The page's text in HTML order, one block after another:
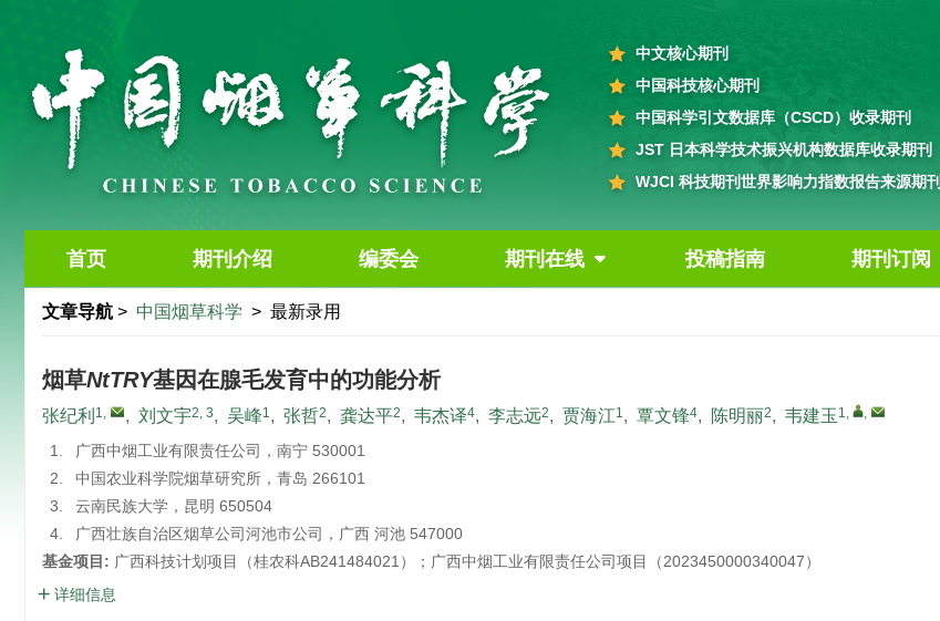
中文核心期刊
中国科技核心期刊
中国科学引文数据库（CSCD）收录期刊
JST 日本科学技术振兴机构数据库收录期刊
WJCI 科技期刊世界影响力指数报告来源期刊
首页 期刊介绍 编委会 期刊在线 投稿指南 期刊订阅
文章导航 > 中国烟草科学 > 最新录用
烟草NtTRY基因在腺毛发育中的功能分析
张纪利 1, , 刘文宇2, 3, 吴峰1, 张哲2, 龚达平2, 韦杰译4, 李志远2, 贾海江1, 覃文锋4, 陈明丽2, 韦建玉 1, ,
1.
广西中烟工业有限责任公司，南宁 530001
2.
中国农业科学院烟草研究所，青岛 266101
3.
云南民族大学，昆明 650504
4.
广西壮族自治区烟草公司河池市公司，广西 河池 547000
基金项目: 广西科技计划项目（桂农科AB241484021）；广西中烟工业有限责任公司项目（2023450000340047）
详细信息